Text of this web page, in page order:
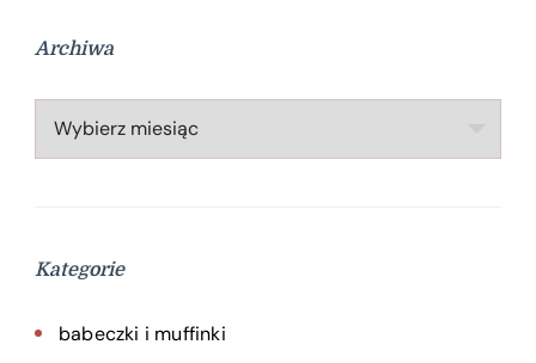
Archiwa
Archiwa
Kategorie
babeczki i muffinki